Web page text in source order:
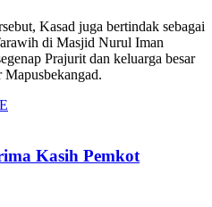
Kasad juga bertindak sebagai
di Masjid Nurul Iman
Prajurit dan keluarga besar
Mapusbekangad.
Kasih Pemkot